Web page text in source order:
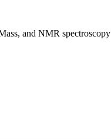
and NMR spectroscopy